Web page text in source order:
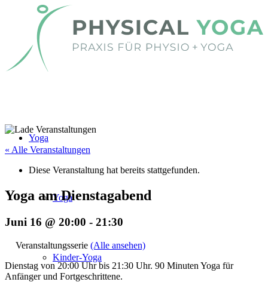
Yoga
Yoga
Kinder-Yoga
« Alle Veranstaltungen
Diese Veranstaltung hat bereits stattgefunden.
Yoga am Dienstagabend
Juni 16 @ 20:00 - 21:30
Veranstaltungsserie (Alle ansehen)
Dienstag von 20:00 Uhr bis 21:30 Uhr. 90 Minuten Yoga für
Anfänger und Fortgeschrittene.